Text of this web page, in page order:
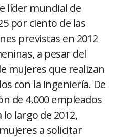
líder mundial de
por ciento de las
previstas en 2012
a pesar del
mujeres que realizan
con la ingeniería. De
de 4.000 empleados
largo de 2012,
a solicitar